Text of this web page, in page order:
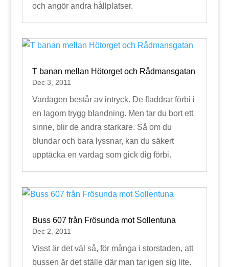
och angör andra hållplatser.
T banan mellan Hötorget och Rådmansgatan
Dec 3, 2011
Vardagen består av intryck. De fladdrar förbi i
en lagom trygg blandning. Men tar du bort ett
sinne, blir de andra starkare. Så om du
blundar och bara lyssnar, kan du säkert
upptäcka en vardag som gick dig förbi.
Buss 607 från Frösunda mot Sollentuna
Dec 2, 2011
Visst är det väl så, för många i storstaden, att
bussen är det ställe där man tar igen sig lite.